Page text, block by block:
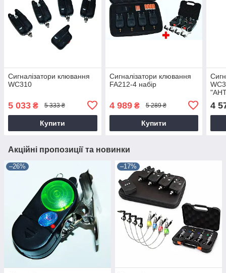
Сигналізатори клювання
WC310
5 033 ₴ 5 333 ₴
Купити
Сигналізатори клювання
FA212-4 набір
4 989₴ 5 289 ₴
Купити
4
Акційні пропозиції та новинки
–26% –17%